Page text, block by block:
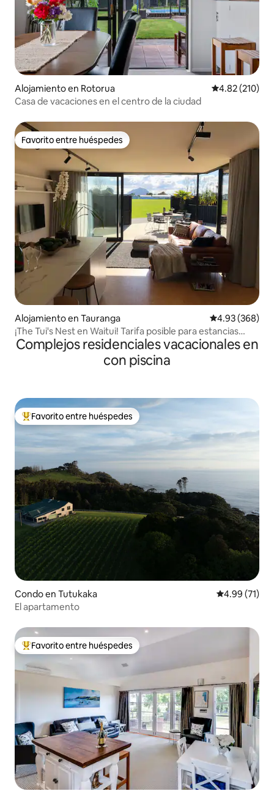
Alojamiento en Rotorua Calificación
4.82 (210)
Casa de vacaciones en el centro de la ciudad
Favorito entre huéspedes
Favorito entre huéspedes
Alojamiento en Tauranga Calificación
4.93 (368)
¡The Tui's Nest en Waitui! Tarifa posible para estancias
medias/largas
Complejos residenciales vacacionales en
con piscina
Favorito entre huéspedes preferido
Favorito entre huéspedes
Condo en Tutukaka Calificación
4.99 (71)
El apartamento
Favorito entre huéspedes preferido
Favorito entre huéspedes